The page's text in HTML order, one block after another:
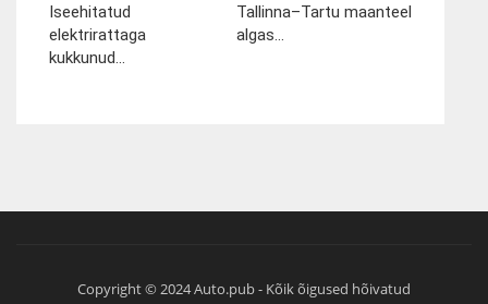
Iseehitatud
elektrirattaga
kukkunud...
Tallinna–Tartu maanteel
algas...
Copyright © 2024 Auto.pub - Kõik õigused hõivatud